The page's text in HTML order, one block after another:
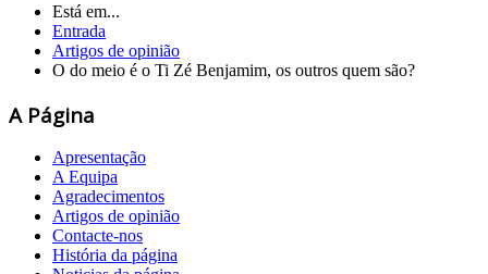
Está em...
Entrada
Artigos de opinião
O do meio é o Ti Zé Benjamim, os outros quem são?
A Página
Apresentação
A Equipa
Agradecimentos
Artigos de opinião
Contacte-nos
História da página